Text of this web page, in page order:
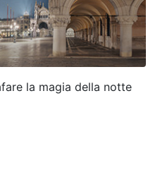
la magia della notte